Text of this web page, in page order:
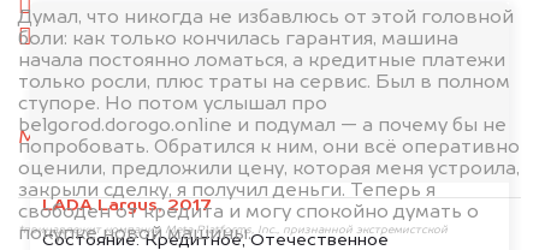
LADA Largus, 2017
Состояние:Кредитное, Отечественное
Думал, что никогда не избавлюсь от этой головной
боли: как только кончилась гарантия, машина
начала постоянно ломаться, а кредитные платежи
только росли, плюс траты на сервис. Был в полном
ступоре. Но потом услышал про
belgorod.dorogo.online и подумал — а почему бы не
попробовать. Обратился к ним, они всё оперативно
оценили, предложили цену, которая меня устроила,
закрыли сделку, я получил деньги. Теперь я
свободен от кредита и могу спокойно думать о
покупке новой машины.
салон
2. Отправьте фотографии на номер
+79584983298 по WhatsApp*,
MAX
или на электронную почту
info@dorogo.online
*принадлежит компании Meta Platforms, Inc., признанной экстремистской